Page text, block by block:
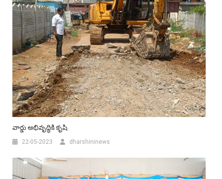
వార్డు అభివృద్ధికి కృషి
22-05-2023 dharshininews